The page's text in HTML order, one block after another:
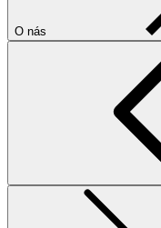
O nás